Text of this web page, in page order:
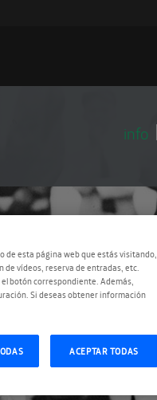
info
de esta página web que estás visitando,
vídeos, reserva de entradas, etc.
botón correspondiente. Además,
Si deseas obtener información
ACEPTAR TODAS